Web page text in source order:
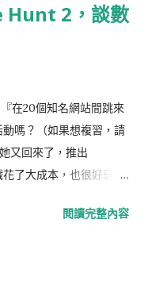
2，談數
在20個知名網站間跳來
嗎？（如果想複習，請
又回來了，推出
了大成本，也很好玩，
個品牌，Magnum是聯合
閱讀完整內容